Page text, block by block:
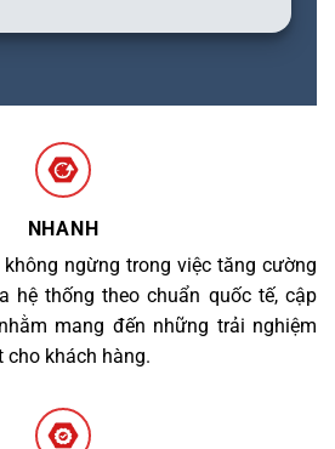
NHANH
ngừng trong việc tăng cường
hệ thống theo chuẩn quốc tế, cập
mang đến những trải nghiệm
cho khách hàng.